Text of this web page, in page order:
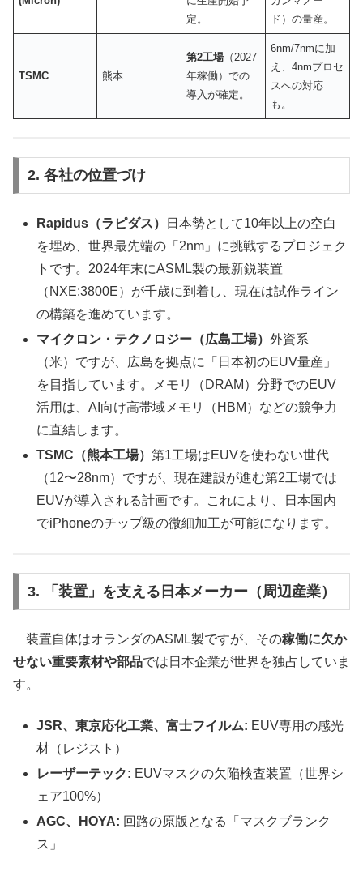
定。
ド）の量産。
TSMC 熊本
第2工場（2027
年稼働）での
導入が確定。
6nm/7nmに加
え、4nmプロセ
スへの対応
も。
2. 各社の位置づけ
Rapidus（ラピダス）
日本勢として10年以上の空白
を埋め、世界最先端の「2nm」に挑戦するプロジェク
トです。2024年末にASML製の最新鋭装置
（NXE:3800E）が千歳に到着し、現在は試作ライン
の構築を進めています。
マイクロン・テクノロジー（広島工場）外資系
（米）ですが、広島を拠点に「日本初のEUV量産」
を目指しています。メモリ（DRAM）分野でのEUV
活用は、AI向け高帯域メモリ（HBM）などの競争力
に直結します。
TSMC（熊本工場）第1工場はEUVを使わない世代
（12〜28nm）ですが、現在建設が進む第2工場では
EUVが導入される計画です。これにより、日本国内
でiPhoneのチップ級の微細加工が可能になります。
3. 「装置」を支える日本メーカー（周辺産業）
装置自体はオランダのASML製ですが、その稼働に欠か
せない重要素材や部品では日本企業が世界を独占していま
す。
JSR、東京応化工業、富士フイルム: EUV専用の感光
材（レジスト）
レーザーテック: EUVマスクの欠陥検査装置（世界シ
ェア100%）
AGC、HOYA: 回路の原版となる「マスクブランク
ス」